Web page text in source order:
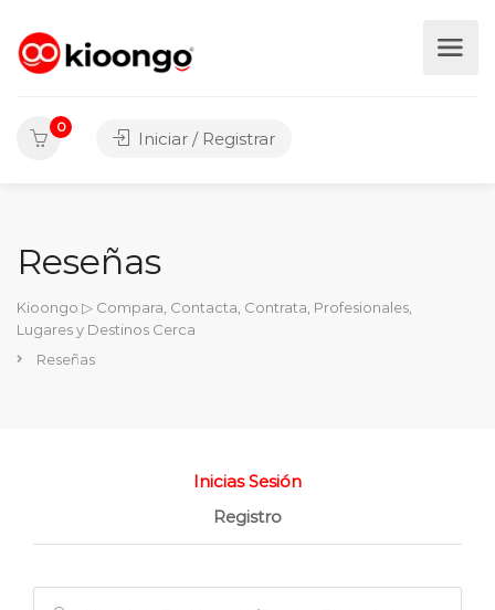
0
Iniciar / Registrar
Reseñas
Kioongo ▷ Compara, Contacta, Contrata, Profesionales,
Lugares y Destinos Cerca
Reseñas
Inicias Sesión
Registro